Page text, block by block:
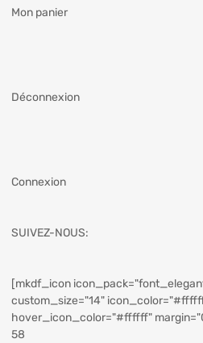
Mon panier
Déconnexion
Connexion
SUIVEZ-NOUS:
[mkdf_icon
custom_size="14"
hover_icon_color="#ffffff"
58